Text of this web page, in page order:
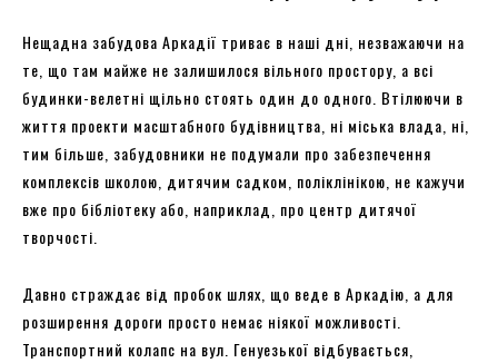
Нещадна забудова Аркадії триває в наші дні, незважаючи на
те, що там майже не залишилося вільного простору, а всі
будинки-велетні щільно стоять один до одного. Втілюючи в
життя проекти масштабного будівництва, ні міська влада, ні,
тим більше, забудовники не подумали про забезпечення
комплексів школою, дитячим садком, поліклінікою, не кажучи
вже про бібліотеку або, наприклад, про центр дитячої
творчості.
Давно страждає від пробок шлях, що веде в Аркадію, а для
розширення дороги просто немає ніякої можливості.
Транспортний колапс на вул. Генуезької відбувається,